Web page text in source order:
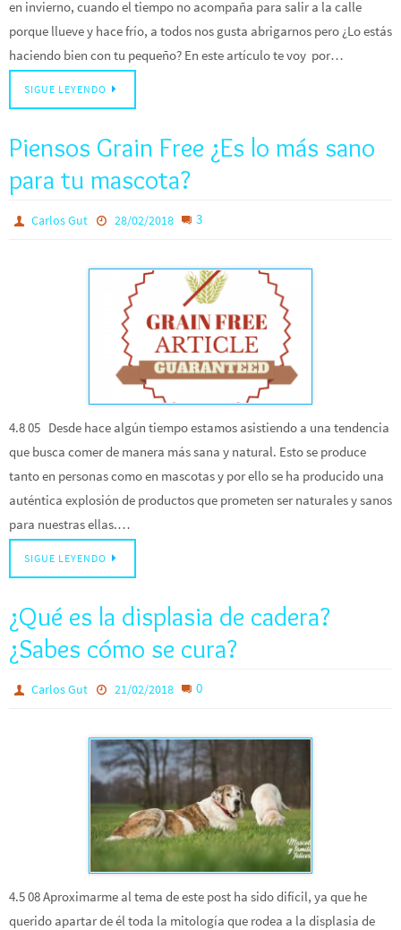
en invierno, cuando el tiempo no acompaña para salir a la calle
porque llueve y hace frío, a todos nos gusta abrigarnos pero ¿Lo estás
haciendo bien con tu pequeño? En este artículo te voy por…
SIGUE LEYENDO
Piensos Grain Free ¿Es lo más sano
para tu mascota?
Carlos Gut 28/02/2018 3
4.8 05 Desde hace algún tiempo estamos asistiendo a una tendencia
que busca comer de manera más sana y natural. Esto se produce
tanto en personas como en mascotas y por ello se ha producido una
auténtica explosión de productos que prometen ser naturales y sanos
para nuestras ellas.…
SIGUE LEYENDO
¿Qué es la displasia de cadera?
¿Sabes cómo se cura?
Carlos Gut 21/02/2018 0
4.5 08 Aproximarme al tema de este post ha sido difícil, ya que he
querido apartar de él toda la mitología que rodea a la displasia de